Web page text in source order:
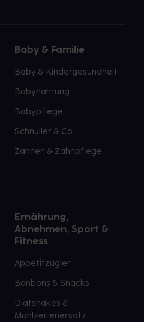
Baby & Familie
Baby & Kindergesundheit
Babynahrung
Babypflege
Schnuller & Co.
Zahnen & Zahnpflege
Ernährung,
Abnehmen, Sport &
Fitness
Appetitzügler
Bonbons & Snacks
Diätshakes &
Mahlzeitenersatz